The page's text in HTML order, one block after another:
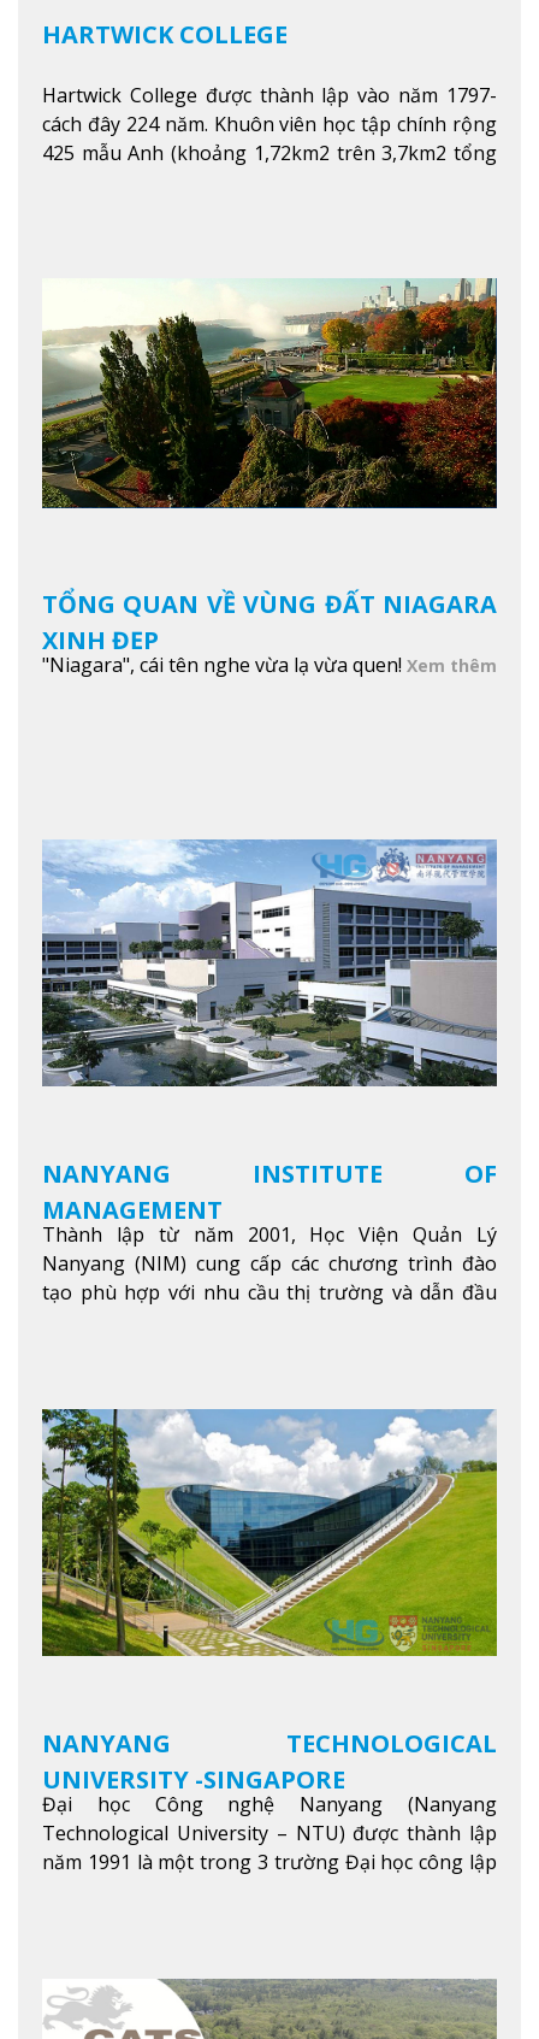
HARTWICK COLLEGE
Hartwick College được thành lập vào năm 1797-
cách đây 224 năm. Khuôn viên học tập chính rộng
425 mẫu Anh (khoảng 1,72km2 trên 3,7km2 tổng
TỔNG QUAN VỀ VÙNG ĐẤT NIAGARA
XINH ĐẸP
"Niagara", cái tên nghe vừa lạ vừa quen! Xem thêm
NANYANG INSTITUTE OF
MANAGEMENT
Thành lập từ năm 2001, Học Viện Quản Lý
Nanyang (NIM) cung cấp các chương trình đào
tạo phù hợp với nhu cầu thị trường và dẫn đầu
học tập và nghiên cứu chất lượng nhằm nâng cao
kỹ năng, kiến thức và năng lực của sinh viên và các
đối tác của trườngXem thêm
NANYANG TECHNOLOGICAL
UNIVERSITY -SINGAPORE
Đại học Công nghệ Nanyang (Nanyang
Technological University – NTU) được thành lập
năm 1991 là một trong 3 trường Đại học công lập
Khoa học máy tính…Trường cũng được bình chọn
là một trong những ngôi trường đáng học nhất